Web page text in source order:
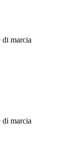
di marcia
di marcia